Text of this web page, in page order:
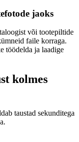
jaoks
või tootepiltide
faile korraga.
töödelda ja laadige
kolmes
taustad sekunditega